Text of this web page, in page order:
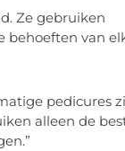
Ze gebruiken
behoeften van
pedicures
alleen de